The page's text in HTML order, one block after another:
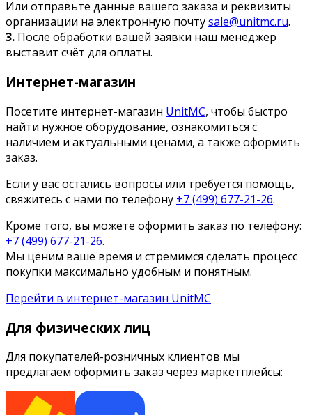
Или отправьте данные вашего заказа и реквизиты
организации на электронную почтуsale@unitmc.ru.
3. После обработки вашей заявки наш менеджер
выставит счёт для оплаты.
Интернет-магазин
Посетите интернет-магазин UnitMC, чтобы быстро
найти нужное оборудование, ознакомиться с
наличием и актуальными ценами, а также оформить
заказ.
Если у вас остались вопросы или требуется помощь,
свяжитесь с нами по телефону +7 (499) 677-21-26.
Кроме того, вы можете оформить заказ по телефону:
+7 (499) 677-21-26.
Мы ценим ваше время и стремимся сделать процесс
покупки максимально удобным и понятным.
Перейти в интернет-магазин UnitMC
Для физических лиц
Для покупателей-розничных клиентов мы
предлагаем оформить заказ через маркетплейсы: